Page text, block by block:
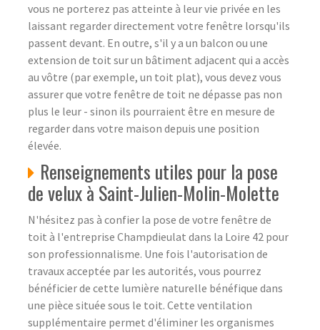
vous ne porterez pas atteinte à leur vie privée en les
laissant regarder directement votre fenêtre lorsqu'ils
passent devant. En outre, s'il y a un balcon ou une
extension de toit sur un bâtiment adjacent qui a accès
au vôtre (par exemple, un toit plat), vous devez vous
assurer que votre fenêtre de toit ne dépasse pas non
plus le leur - sinon ils pourraient être en mesure de
regarder dans votre maison depuis une position
élevée.
Renseignements utiles pour la pose
de velux à Saint-Julien-Molin-Molette
N'hésitez pas à confier la pose de votre fenêtre de
toit à l'entreprise Champdieulat dans la Loire 42 pour
son professionnalisme. Une fois l'autorisation de
travaux acceptée par les autorités, vous pourrez
bénéficier de cette lumière naturelle bénéfique dans
une pièce située sous le toit. Cette ventilation
supplémentaire permet d'éliminer les organismes